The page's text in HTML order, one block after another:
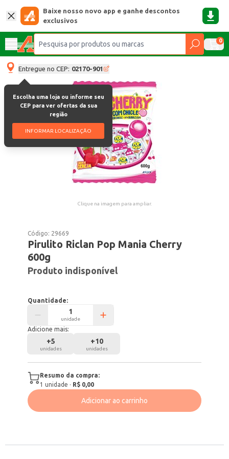
Baixe nosso novo app e ganhe descontos
exclusivos
0
Entregue no CEP: 02170-901
Escolha uma loja ou informe seu
CEP para ver ofertas da sua
região
INFORMAR LOCALIZAÇÃO
Clique na imagem para ampliar.
Código: 29669
Pirulito Riclan Pop Mania Cherry
600g
Produto indisponível
Quantidade:
unidade
Adicione mais:
+5
unidades
+10
unidades
Resumo da compra:
1 unidade · R$ 0,00
Adicionar ao carrinho